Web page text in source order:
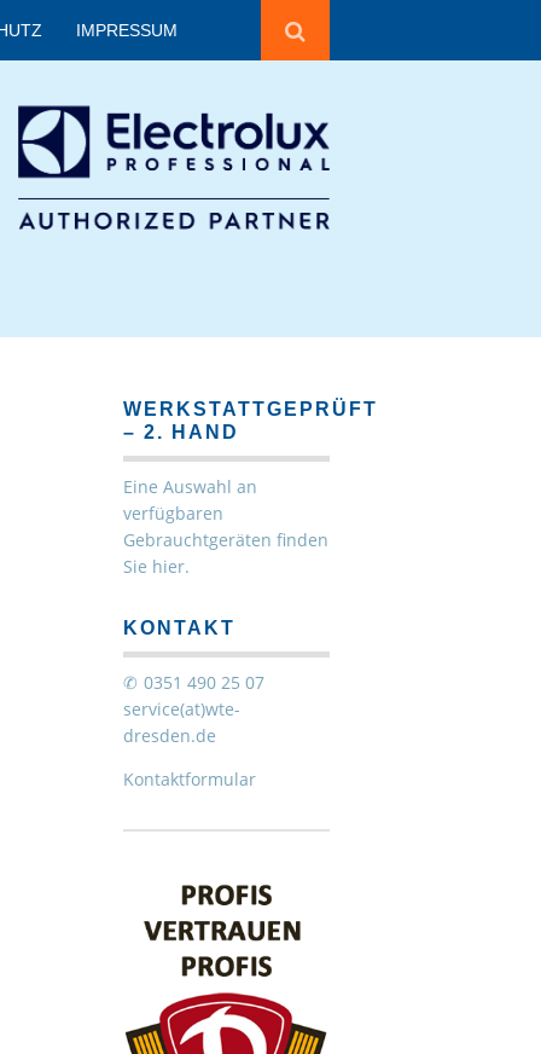
IMPRESSUM
WERKSTATTGEPRÜFT
– 2. HAND
Eine Auswahl an
verfügbaren
Gebrauchtgeräten finden
Sie hier.
KONTAKT
0351 490 25 07
service(at)wte-
dresden.de
Kontaktformular